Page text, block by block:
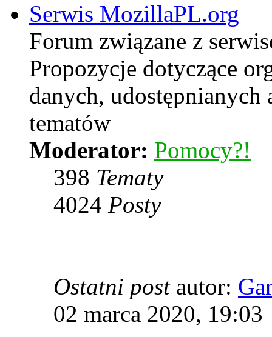
Serwis MozillaPL.org
Forum związane z
Propozycje dotyczące
danych, udostępnianych
tematów
Moderator: Pomocy?!
398 Tematy
4024 Posty
Ostatni postautor:
02 marca 2020, 19:03